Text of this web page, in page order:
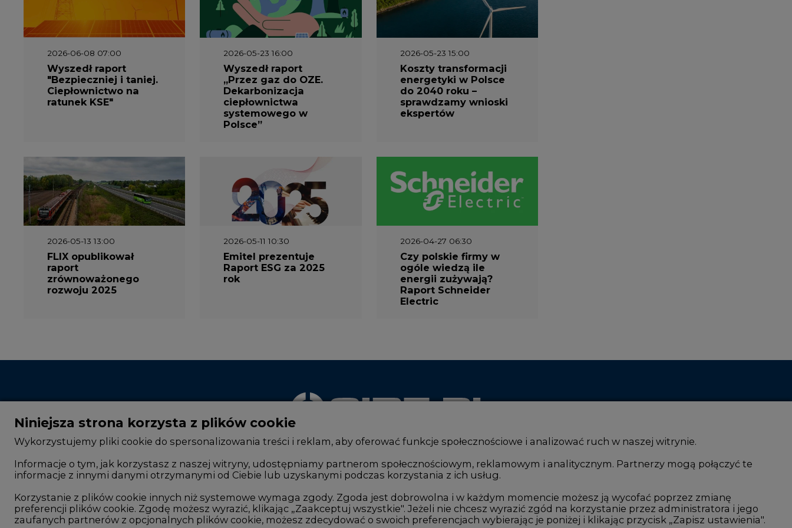
2026-06-08 07:00
Wyszedł raport
"Bezpieczniej i taniej.
Ciepłownictwo na
ratunek KSE"
2026-05-23 16:00
Wyszedł raport
„Przez gaz do OZE.
Dekarbonizacja
ciepłownictwa
systemowego w
Polsce”
Koszty transformacji
energetyki w Polsce
do 2040 roku –
sprawdzamy wnioski
ekspertów
2026-05-13 13:00
FLIX opublikował
raport
zrównoważonego
rozwoju 2025
2026-05-11 10:30
Emitel prezentuje
Raport ESG za 2025
rok
Czy polskie firmy w
ogóle wiedzą ile
energii zużywają?
Raport Schneider
Electric
CIRE - kim jesteśmy
Reklamuj się na CIRE
Patronat medialny CIRE
Rok 2025 na CIRE
Rok 2024 na CIRE
Rok 2023 na CIRE
Zmiany kadrowe na rynku
Studio CIRE
Rozmowy o energetyce
Innowacje i AI
Telekomunikacja i IT
Handel emisjami CO2
Fotowoltaika
Offshore wind
Niniejsza strona korzysta z plików cookie
Wykorzystujemy pliki cookie do spersonalizowania treści i reklam, aby oferować funkcje społecznościowe i analizować ruch w naszej witrynie.
Informacje o tym, jak korzystasz z naszej witryny, udostępniamy partnerom społecznościowym, reklamowym i analitycznym. Partnerzy mogą połączyć te
informacje z innymi danymi otrzymanymi od Ciebie lub uzyskanymi podczas korzystania z ich usług.
Korzystanie z plików cookie innych niż systemowe wymaga zgody. Zgoda jest dobrowolna i w każdym momencie możesz ją wycofać poprzez zmianę
preferencji plików cookie. Zgodę możesz wyrazić, klikając „Zaakceptuj wszystkie". Jeżeli nie chcesz wyrazić zgód na korzystanie przez administratora i jego
zaufanych partnerów z opcjonalnych plików cookie, możesz zdecydować o swoich preferencjach wybierając je poniżej i klikając przycisk „Zapisz ustawienia".